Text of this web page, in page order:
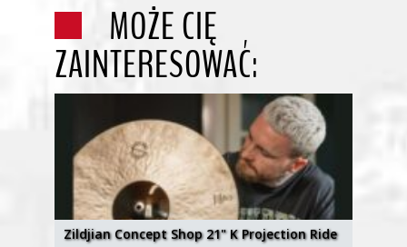
MOŻE CIĘ
ZAINTERESOWAĆ:
Zildjian Concept Shop 21" K Projection Ride